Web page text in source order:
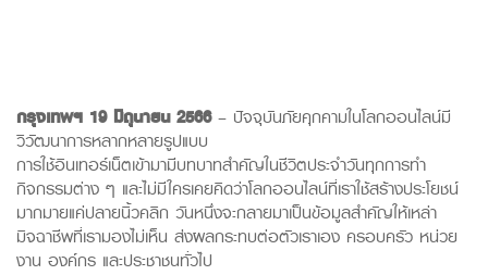
กรุงเทพฯ 19 มิถุนายน 2566 – ปัจจุบันภัยคุกคามในโลกออนไลน์มี
วิวัฒนาการหลากหลายรูปแบบ
การใช้อินเทอร์เน็ตเข้ามามีบทบาทสำคัญในชีวิตประจำวันทุกการทำ
กิจกรรมต่าง ๆ และไม่มีใครเคยคิดว่าโลกออนไลน์ที่เราใช้สร้างประโยชน์
มากมายแค่ปลายนิ้วคลิก วันหนึ่งจะกลายมาเป็นข้อมูลสำคัญให้เหล่า
มิจฉาชีพที่เรามองไม่เห็น ส่งผลกระทบต่อตัวเราเอง ครอบครัว หน่วย
งาน องค์กร และประชาชนทั่วไป